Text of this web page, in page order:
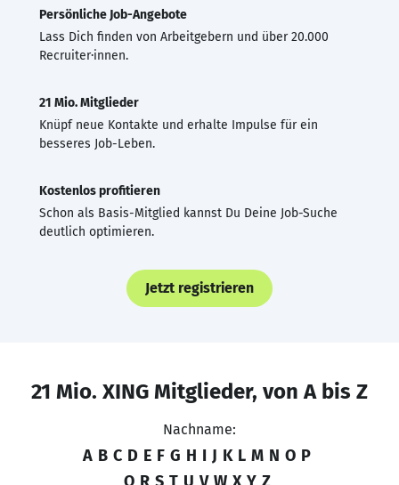
Persönliche Job-Angebote
Lass Dich finden von Arbeitgebern und über 20.000
Recruiter·innen.
21 Mio. Mitglieder
Knüpf neue Kontakte und erhalte Impulse für ein
besseres Job-Leben.
Kostenlos profitieren
Schon als Basis-Mitglied kannst Du Deine Job-Suche
deutlich optimieren.
Jetzt registrieren
21 Mio. XING Mitglieder, von A bis Z
Nachname:
A B C D E F G H I J K L M N O P
Q R S T U V W X Y Z